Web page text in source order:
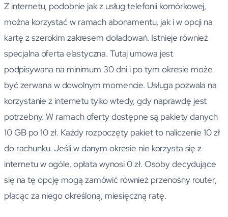
Z internetu, podobnie jak z usług telefonii komórkowej,
można korzystać w ramach abonamentu, jak i w opcji na
kartę z szerokim zakresem doładowań. Istnieje również
specjalna oferta elastyczna. Tutaj umowa jest
podpisywana na minimum 30 dni i po tym okresie może
być zerwana w dowolnym momencie. Usługa pozwala na
korzystanie z internetu tylko wtedy, gdy naprawdę jest
potrzebny. W ramach oferty dostępne są pakiety danych
10 GB po 10 zł. Każdy rozpoczęty pakiet to naliczenie 10 zł
do rachunku. Jeśli w danym okresie nie korzysta się z
internetu w ogóle, opłata wynosi 0 zł. Osoby decydujące
się na tę opcję mogą zamówić również przenośny router,
płacąc za niego określoną, miesięczną ratę.